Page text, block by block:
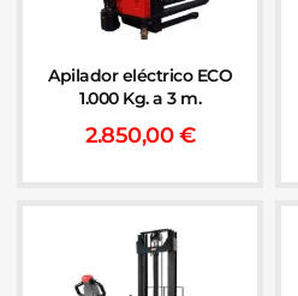
Apilador eléctrico ECO
1.000 Kg. a 3 m.
2.850,00€